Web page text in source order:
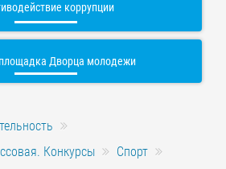
коррупции
Дворца молодежи
Конкурсы
Спорт